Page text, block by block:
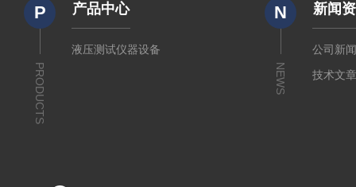
P
PRODUCTS
产品中心
液压测试仪器设备
N
NEWS
新闻
公司新
技术文